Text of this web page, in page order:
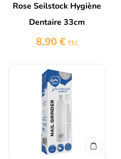
Rose Seilstock Hygiène
Dentaire 33cm
8,90€ ttc